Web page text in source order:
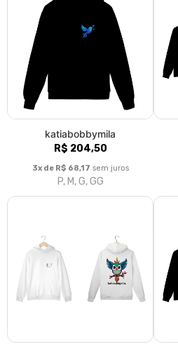
katiabobbymila
R$ 204,50
3x de R$ 68,17 sem juros
P, M, G, GG